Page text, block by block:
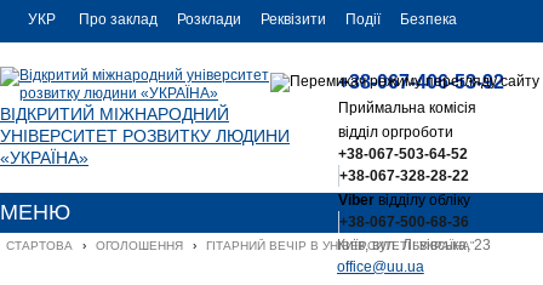
УКР
ENG
Про заклад Розклади Реквізити Події Безпека
ВІДКРИТИЙ МІЖНАРОДНИЙ
УНІВЕРСИТЕТ РОЗВИТКУ ЛЮДИНИ
«УКРАЇНА»
+38-067-406-53-92
Приймальна комісія
відділ оргроботи
+38-067-503-64-52
+38-067-328-28-22
Viberвідділу обліку
+38-067-500-68-36
Київ, вул. Львівська, 23
office@uu.ua
МЕНЮ
СТАРТОВА › ОГОЛОШЕННЯ › ГІТАРНИЙ ВЕЧІР В УНІВЕРСИТЕТІ "УКРАЇНА"